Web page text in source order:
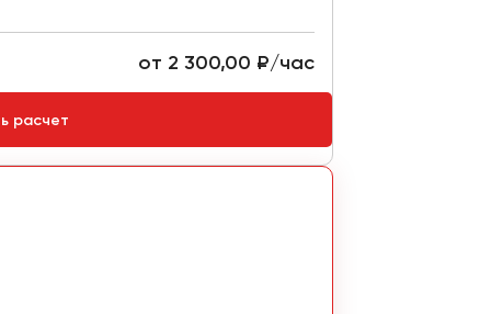
от 2 300,00 ₽/час
расчет